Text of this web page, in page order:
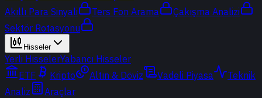
Akıllı Para Sinyali
Ters Fon Arama
Çakışma Analizi
Sektör Rotasyonu
Hisseler
Yerli HisselerYabancı Hisseler
ETF
Kripto Altın & Döviz Vadeli Piyasa
Teknik
Analiz
Araçlar